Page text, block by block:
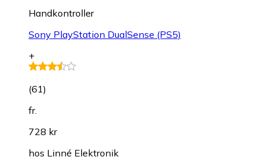
Handkontroller
Sony PlayStation DualSense (PS5)
+
(61)
fr.
728 kr
hos Linné Elektronik